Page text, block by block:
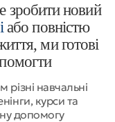
зробити новий
або повністю
ми готові
навчальні
курси та
допомогу